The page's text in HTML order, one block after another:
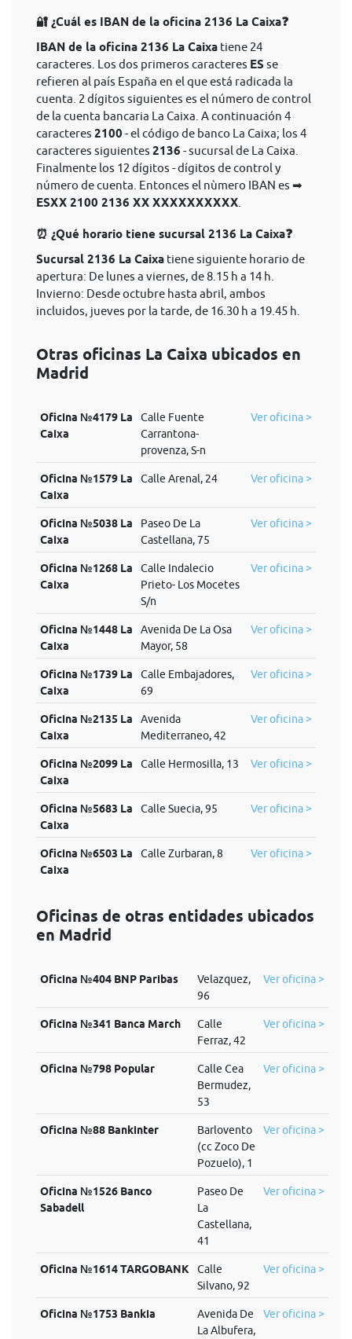
🔐 ¿Cuál es IBAN de la oficina 2136 La Caixa❓
IBAN de la oficina 2136 La Caixa tiene 24
caracteres. Los dos primeros caracteres ES se
refieren al país España en el que está radicada la
cuenta. 2 dígitos siguientes es el número de control
de la cuenta bancaria La Caixa. A continuación 4
caracteres 2100 - el código de banco La Caixa; los 4
caracteres siguientes 2136 - sucursal de La Caixa.
Finalmente los 12 dígitos - dígitos de control y
número de cuenta. Entonces el nùmero IBAN es ➡
ESXX 2100 2136 XX XXXXXXXXXX
⏰ ¿Qué horario tiene sucursal 2136 La Caixa❓
Sucursal 2136 La Caixa tiene siguiente horario de
apertura: De lunes a viernes, de 8.15 h a 14 h.
Invierno: Desde octubre hasta abril, ambos
incluidos, jueves por la tarde, de 16.30 h a 19.45 h.
Otras oficinas La Caixa ubicados en
Madrid
Oficina №4179 La
Caixa
Calle Fuente
Carrantona-
provenza, S-n
Ver oficina >
Oficina №1579 La
Caixa
Calle Arenal, 24 Ver oficina >
Oficina №5038 La
Caixa
Paseo De La
Castellana, 75
Ver oficina >
Oficina №1268 La
Caixa
Calle Indalecio
Prieto- Los Mocetes
S/n
Ver oficina >
Oficina №1448 La
Caixa
Avenida De La Osa
Mayor, 58
Ver oficina >
Oficina №1739 La
Caixa
Calle Embajadores,
69
Ver oficina >
Oficina №2135 La
Caixa
Avenida
Mediterraneo, 42
Ver oficina >
Oficina №2099 La
Caixa
Calle Hermosilla, 13 Ver oficina >
Oficina №5683 La
Caixa
Calle Suecia, 95 Ver oficina >
Oficina №6503 La
Caixa
Calle Zurbaran, 8 Ver oficina >
Oficinas de otras entidades ubicados
en Madrid
Oficina №404 BNP Paribas
Velazquez,
96
Ver oficina >
Oficina №341 Banca March
Calle
Ferraz, 42
Ver oficina >
Oficina №798 Popular
Calle Cea
Bermudez,
53
Ver oficina >
Oficina №88 Bankinter
Barlovento
(cc Zoco De
Pozuelo), 1
Ver oficina >
Oficina №1526 Banco
Sabadell
Paseo De
La
Castellana,
41
Ver oficina >
Oficina №1614 TARGOBANK
Calle
Silvano, 92
Ver oficina >
Oficina №1753 Bankia
Avenida De
La Albufera,
Ver oficina >